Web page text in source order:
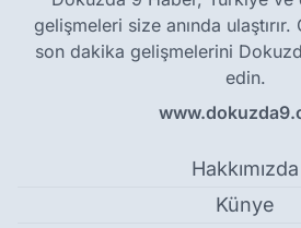
gelişmeleri size anında
son dakika gelişmelerini
edin.
Hakkımızda
Künye